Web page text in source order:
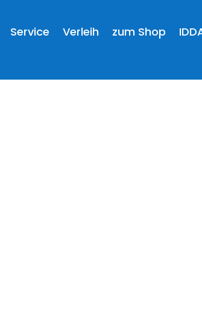
Service Verleih zum Shop